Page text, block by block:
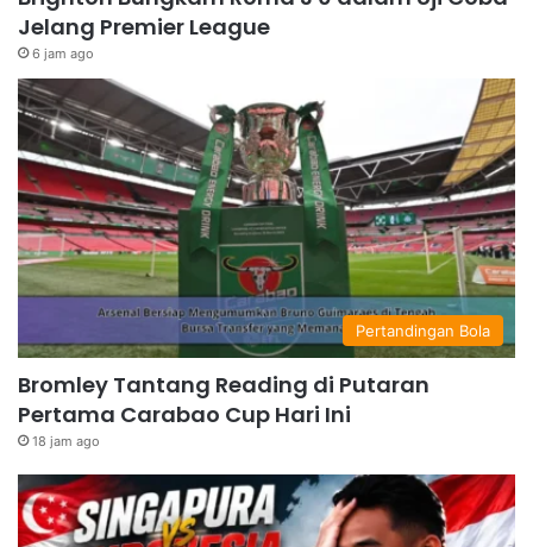
Jelang Premier League
6 jam ago
Pertandingan Bola
Bromley Tantang Reading di Putaran
Pertama Carabao Cup Hari Ini
18 jam ago